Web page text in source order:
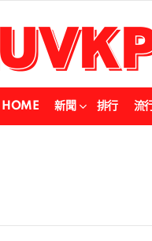
HOME 新聞 排行 流